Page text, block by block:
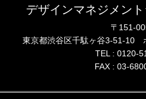
デザインマネジメン
〒151-
東京都渋谷区千駄ヶ谷3-51-10
TEL : 0120-
FAX : 03-